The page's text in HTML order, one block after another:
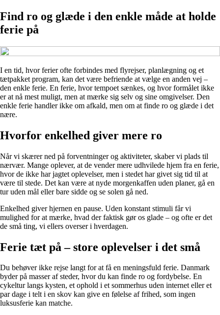
Find ro og glæde i den enkle måde at holde
ferie på
I en tid, hvor ferier ofte forbindes med flyrejser, planlægning og et
tætpakket program, kan det være befriende at vælge en anden vej –
den enkle ferie. En ferie, hvor tempoet sænkes, og hvor formålet ikke
er at nå mest muligt, men at mærke sig selv og sine omgivelser. Den
enkle ferie handler ikke om afkald, men om at finde ro og glæde i det
nære.
Hvorfor enkelhed giver mere ro
Når vi skærer ned på forventninger og aktiviteter, skaber vi plads til
nærvær. Mange oplever, at de vender mere udhvilede hjem fra en ferie,
hvor de ikke har jagtet oplevelser, men i stedet har givet sig tid til at
være til stede. Det kan være at nyde morgenkaffen uden planer, gå en
tur uden mål eller bare sidde og se solen gå ned.
Enkelhed giver hjernen en pause. Uden konstant stimuli får vi
mulighed for at mærke, hvad der faktisk gør os glade – og ofte er det
de små ting, vi ellers overser i hverdagen.
Ferie tæt på – store oplevelser i det små
Du behøver ikke rejse langt for at få en meningsfuld ferie. Danmark
byder på masser af steder, hvor du kan finde ro og fordybelse. En
cykeltur langs kysten, et ophold i et sommerhus uden internet eller et
par dage i telt i en skov kan give en følelse af frihed, som ingen
luksusferie kan matche.